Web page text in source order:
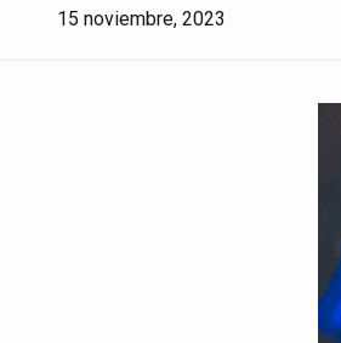
15 noviembre, 2023